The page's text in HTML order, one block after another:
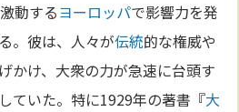
動するヨーロッパで影響力を発
。彼は、人々が伝統的な権威や
かけ、大衆の力が急速に台頭す
ていた。特に1929年の著書『大